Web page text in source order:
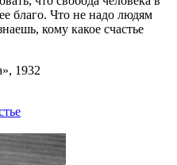
благо. Что не надо людям
кому какое счастье
1932